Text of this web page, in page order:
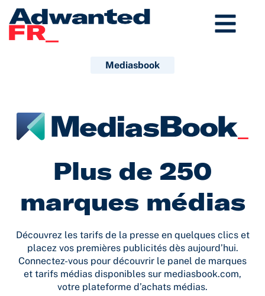
Aller
contenu
Mediasbook
Plus de 250
marques médias
Découvrez les tarifs de la presse en quelques clics et
placez vos premières publicités dès aujourd’hui.
Connectez-vous pour découvrir le panel de marques
et tarifs médias disponibles sur mediasbook.com,
votre plateforme d’achats médias.